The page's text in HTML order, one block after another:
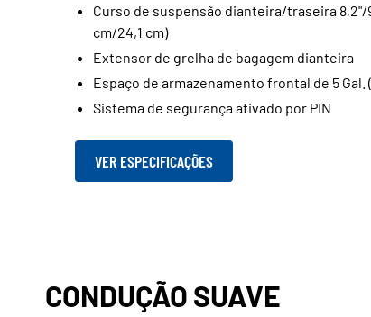
Curso de suspensão dianteira/traseira 8,2"/
cm/24,1 cm)
Extensor de grelha de bagagem dianteira
Espaço de armazenamento frontal de 5 Gal.
Sistema de segurança ativado por PIN
VER ESPECIFICAÇÕES
CONDUÇÃO SUAVE